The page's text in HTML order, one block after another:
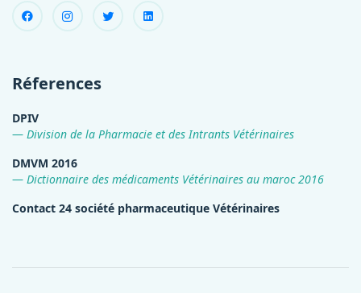
Réferences
DPIV
Division de la Pharmacie et des Intrants Vétérinaires
DMVM 2016
Dictionnaire des médicaments Vétérinaires au maroc 2016
Contact 24 société pharmaceutique Vétérinaires